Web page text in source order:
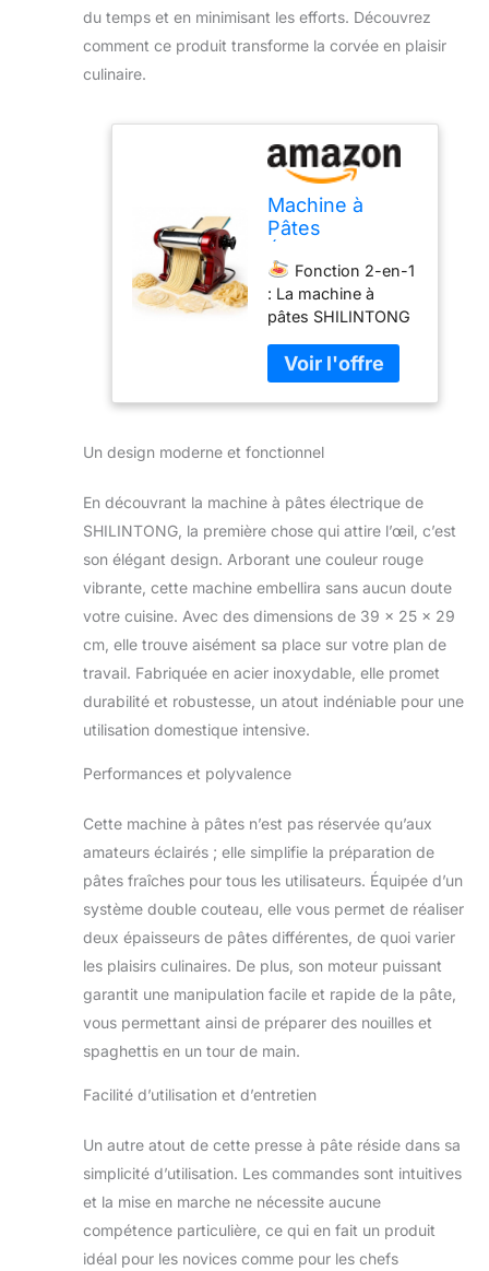
du temps et en minimisant les efforts. Découvrez
comment ce produit transforme la corvée en plaisir
culinaire.
Machine à
Pâtes
Rouleau à
Pâtes et Double
Lame en Acier
Inoxydable,
Fabrication de
Nouilles
Fraîches à la
(Rond) & 4mm
Usage
Domestique et
Commercial
Fonction 2-en-1
: La machine à
pâtes SHILINTONG
de la pâte et
découpe
automatique des
simplement le
pour passer d'une
fonction à l'autre.
Idéal pour préparer
des pâtes fraîches
et savoureuses en
un rien de temps.
Un cadeau parfait
de cuisine.
Pâtes Maison
Saines et
Préparez des
raviolis ou wontons
maison avec des
ingrédients choisis
par vous. Évitez les
additifs inconnus et
créez des pâtes
sans gluten,
gourmandes pour
votre famille et vos
amis.
Commercial :
utilisation intensive,
cette machine est
cuisines familiales,
les restaurants ou
les snacks. Voltage
Un design moderne et fonctionnel
En découvrant la machine à pâtes électrique de
SHILINTONG, la première chose qui attire l’œil, c’est
son élégant design. Arborant une couleur rouge
vibrante, cette machine embellira sans aucun doute
votre cuisine. Avec des dimensions de 39 x 25 x 29
cm, elle trouve aisément sa place sur votre plan de
travail. Fabriquée en acier inoxydable, elle promet
durabilité et robustesse, un atout indéniable pour une
utilisation domestique intensive.
Performances et polyvalence
Cette machine à pâtes n’est pas réservée qu’aux
amateurs éclairés ; elle simplifie la préparation de
pâtes fraîches pour tous les utilisateurs. Équipée d’un
système double couteau, elle vous permet de réaliser
deux épaisseurs de pâtes différentes, de quoi varier
les plaisirs culinaires. De plus, son moteur puissant
garantit une manipulation facile et rapide de la pâte,
vous permettant ainsi de préparer des nouilles et
spaghettis en un tour de main.
Facilité d’utilisation et d’entretien
Un autre atout de cette presse à pâte réside dans sa
simplicité d’utilisation. Les commandes sont intuitives
et la mise en marche ne nécessite aucune
compétence particulière, ce qui en fait un produit
idéal pour les novices comme pour les chefs